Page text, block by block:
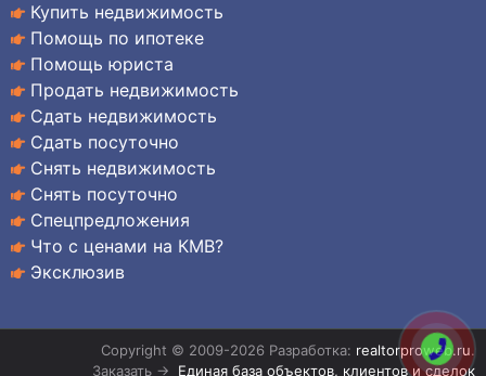
Купить недвижимость
Помощь по ипотеке
Помощь юриста
Продать недвижимость
Сдать недвижимость
Сдать посуточно
Снять недвижимость
Снять посуточно
Спецпредложения
Что с ценами на КМВ?
Эксклюзив
Copyright © 2009-2026 Разработка: realtorproweb.ru.
Заказать → Единая база объектов, клиентов и сделок